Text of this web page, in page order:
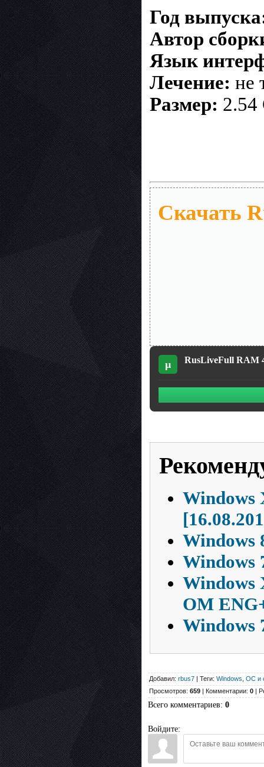
Год
Автор
Язык
Лечение: не
Размер: 2.54
Скачать
µ RusLiveFull RAM
Windows
Windows
Windows
Windows
OM
Windows
Добавил: rbus7 | Теги: Windows ОС и
Просмотров: 659 | Комментарии: 0 |
Всего комментариев: 0
Войдите: